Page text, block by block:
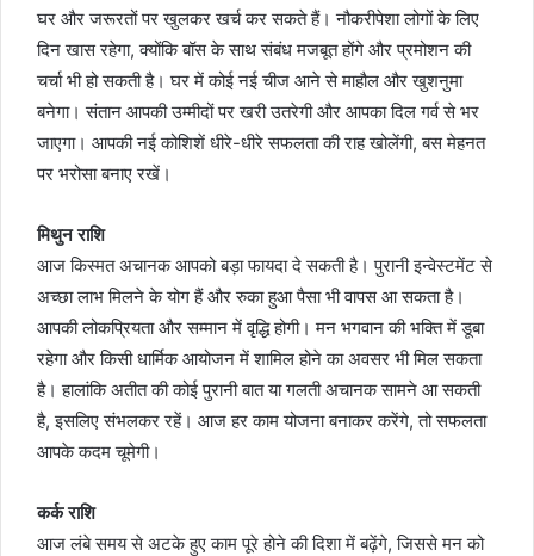
घर और जरूरतों पर खुलकर खर्च कर सकते हैं। नौकरीपेशा लोगों के लिए
दिन खास रहेगा, क्योंकि बॉस के साथ संबंध मजबूत होंगे और प्रमोशन की
चर्चा भी हो सकती है। घर में कोई नई चीज आने से माहौल और खुशनुमा
बनेगा। संतान आपकी उम्मीदों पर खरी उतरेगी और आपका दिल गर्व से भर
जाएगा। आपकी नई कोशिशें धीरे-धीरे सफलता की राह खोलेंगी, बस मेहनत
पर भरोसा बनाए रखें।
मिथुन राशि
आज किस्मत अचानक आपको बड़ा फायदा दे सकती है। पुरानी इन्वेस्टमेंट से
अच्छा लाभ मिलने के योग हैं और रुका हुआ पैसा भी वापस आ सकता है।
आपकी लोकप्रियता और सम्मान में वृद्धि होगी। मन भगवान की भक्ति में डूबा
रहेगा और किसी धार्मिक आयोजन में शामिल होने का अवसर भी मिल सकता
है। हालांकि अतीत की कोई पुरानी बात या गलती अचानक सामने आ सकती
है, इसलिए संभलकर रहें। आज हर काम योजना बनाकर करेंगे, तो सफलता
आपके कदम चूमेगी।
कर्क राशि
आज लंबे समय से अटके हुए काम पूरे होने की दिशा में बढ़ेंगे, जिससे मन को